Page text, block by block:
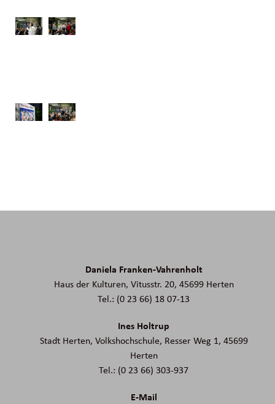
Daniela Franken-Vahrenholt
Haus der Kulturen, Vitusstr. 20, 45699 Herten
Tel.: (0 23 66) 18 07-13
Ines Holtrup
Stadt Herten, Volkshochschule, Resser Weg 1, 45699
Herten
Tel.: (0 23 66) 303-937
E-Mail